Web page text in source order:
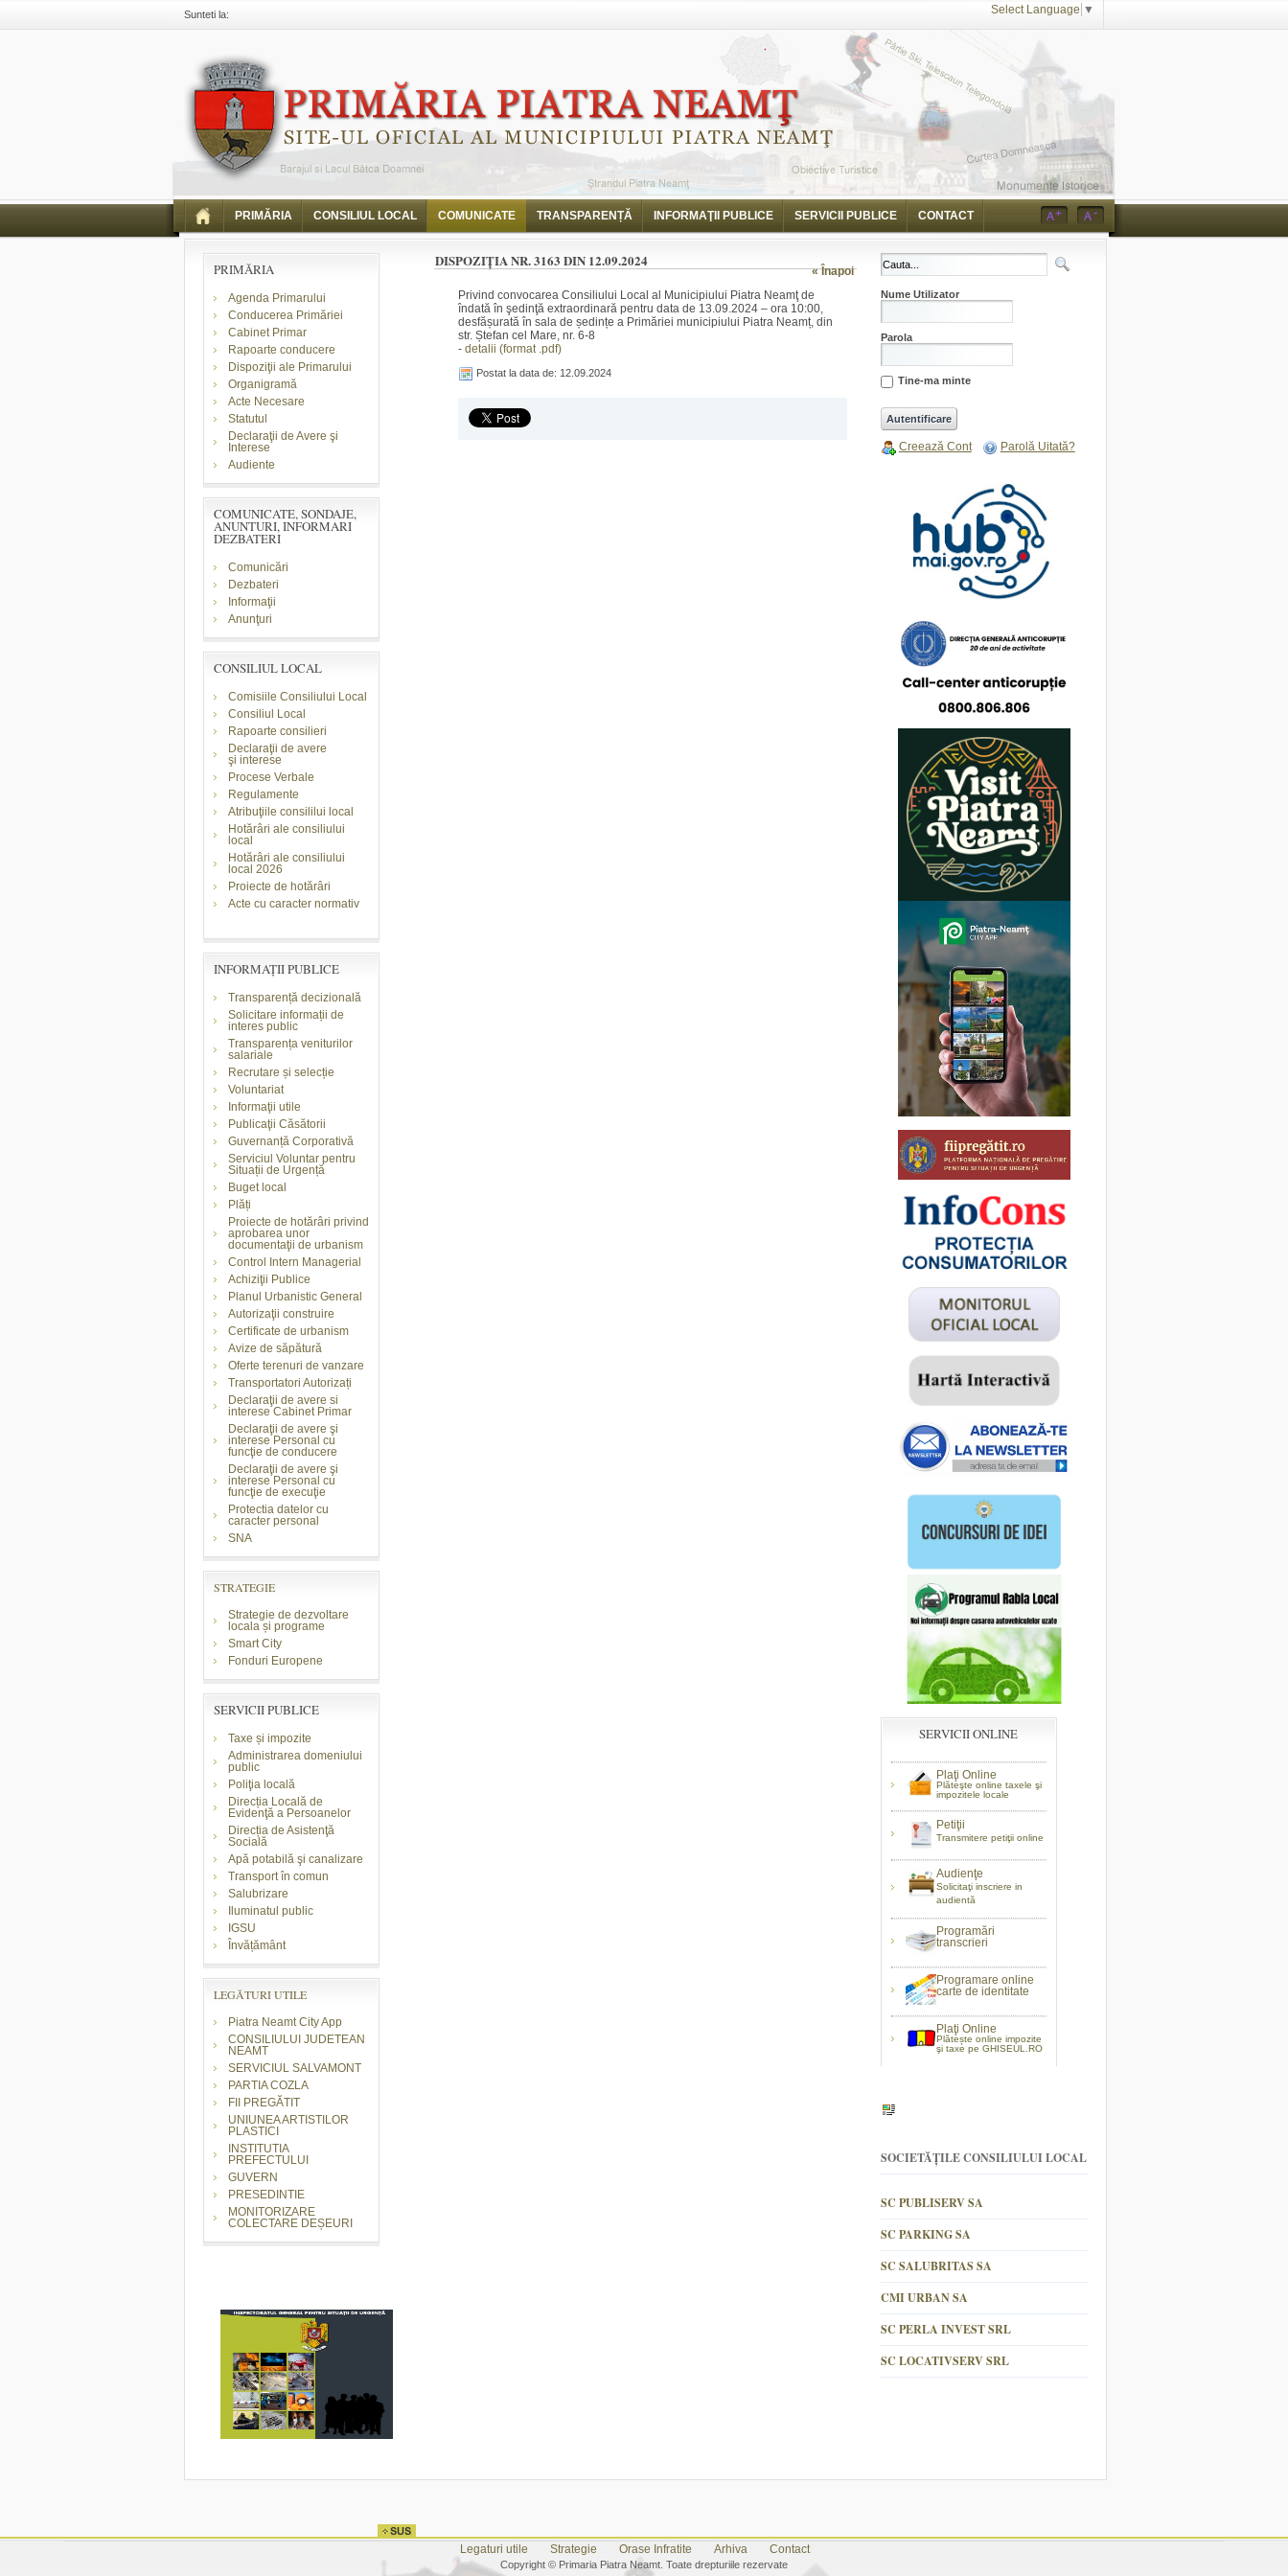
Sunteti la: Select Language ▼
PRIMĂRIA CONSILIUL LOCAL COMUNICATE TRANSPARENȚĂ INFORMAŢII PUBLICE SERVICII PUBLICE CONTACT
PRIMĂRIA
Agenda Primarului
Conducerea Primăriei
Cabinet Primar
Rapoarte conducere
Dispoziţii ale Primarului
Organigramă
Acte Necesare
Statutul
Declaraţii de Avere şi
Interese
Audiente
COMUNICATE, SONDAJE,
ANUNTURI, INFORMARI
DEZBATERI
Comunicări
Dezbateri
Informaţii
Anunţuri
CONSILIUL LOCAL
Comisiile Consiliului Local
Consiliul Local
Rapoarte consilieri
Declaraţii de avere
şi interese
Procese Verbale
Regulamente
Atribuţiile consililui local
Hotărâri ale consiliului
local
Hotărâri ale consiliului
local 2026
Proiecte de hotărâri
Acte cu caracter normativ
INFORMAŢII PUBLICE
Transparență decizională
Solicitare informații de
interes public
Transparența veniturilor
salariale
Recrutare și selecție
Voluntariat
Informaţii utile
Publicaţii Căsătorii
Guvernanță Corporativă
Serviciul Voluntar pentru
Situații de Urgență
Buget local
Plăți
Proiecte de hotărâri privind
aprobarea unor
documentaţii de urbanism
Control Intern Managerial
Achiziţii Publice
Planul Urbanistic General
Autorizaţii construire
Certificate de urbanism
Avize de săpătură
Oferte terenuri de vanzare
Transportatori Autorizați
Declaraţii de avere si
interese Cabinet Primar
Declaraţii de avere şi
interese Personal cu
funcţie de conducere
Declaraţii de avere şi
interese Personal cu
funcţie de execuţie
Protectia datelor cu
caracter personal
SNA
STRATEGIE
Strategie de dezvoltare
locala și programe
Smart City
Fonduri Europene
SERVICII PUBLICE
Taxe și impozite
Administrarea domeniului
public
Poliţia locală
Direcția Locală de
Evidenţă a Persoanelor
Direcția de Asistenţă
Socială
Apă potabilă şi canalizare
Transport în comun
Salubrizare
Iluminatul public
IGSU
Învățământ
LEGĂTURI UTILE
Piatra Neamt City App
CONSILIULUI JUDETEAN
NEAMT
SERVICIUL SALVAMONT
PARTIA COZLA
FII PREGĂTIT
UNIUNEA ARTISTILOR
PLASTICI
INSTITUTIA
PREFECTULUI
GUVERN
PRESEDINTIE
MONITORIZARE
COLECTARE DEȘEURI
« Înapoi
DISPOZIȚIA NR. 3163 DIN 12.09.2024
Privind convocarea Consiliului Local al Municipiului Piatra Neamţ de
îndată în şedinţă extraordinară pentru data de 13.09.2024 – ora 10:00,
desfășurată în sala de ședințe a Primăriei municipiului Piatra Neamț, din
str. Ștefan cel Mare, nr. 6-8
- detalii (format .pdf)
Postat la data de: 12.09.2024
Nume Utilizator
Parola
Tine-ma minte
Creează Cont Parolă Uitată?
SERVICII ONLINE
Plaţi Online
Plăteşte online taxele şi
impozitele locale
Petiţii
Transmitere petiţii online
Audienţe
Solicitaţi inscriere in
audientă
Programări
transcrieri
Programare online
carte de identitate
Plaţi Online
Plătește online impozite
şi taxe pe GHISEUL.RO
SOCIETĂȚILE CONSILIULUI LOCAL
SC PUBLISERV SA
SC PARKING SA
SC SALUBRITAS SA
CMI URBAN SA
SC PERLA INVEST SRL
SC LOCATIVSERV SRL
Legaturi utile Strategie Orase Infratite Arhiva Contact
Copyright © Primaria Piatra Neamt. Toate drepturiile rezervate